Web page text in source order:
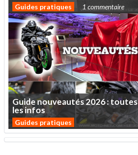
Guides pratiques 1 commentaire
Guidenouveautés2026:toutes
lesinfos
Guides pratiques